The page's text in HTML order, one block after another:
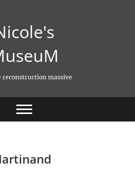
reconstruction massive